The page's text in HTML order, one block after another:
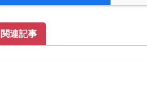
関連記事